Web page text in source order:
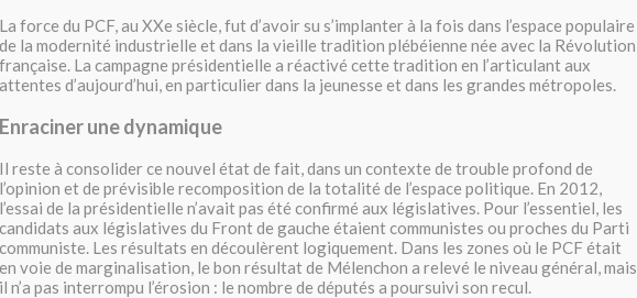
La force du PCF, au XXe siècle, fut d’avoir su s’implanter à la fois dans l’espace populaire
de la modernité industrielle et dans la vieille tradition plébéienne née avec la Révolution
française. La campagne présidentielle a réactivé cette tradition en l’articulant aux
attentes d’aujourd’hui, en particulier dans la jeunesse et dans les grandes métropoles.
Enraciner une dynamique
Il reste à consolider ce nouvel état de fait, dans un contexte de trouble profond de
l’opinion et de prévisible recomposition de la totalité de l’espace politique. En 2012,
l’essai de la présidentielle n’avait pas été confirmé aux législatives. Pour l’essentiel, les
candidats aux législatives du Front de gauche étaient communistes ou proches du Parti
communiste. Les résultats en découlèrent logiquement. Dans les zones où le PCF était
en voie de marginalisation, le bon résultat de Mélenchon a relevé le niveau général, mais
il n’a pas interrompu l’érosion : le nombre de députés a poursuivi son recul.